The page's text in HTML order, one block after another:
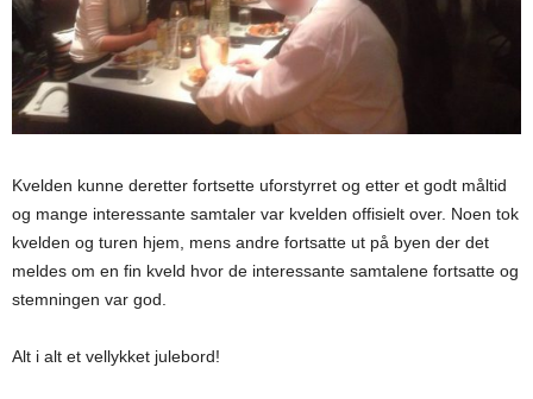
Kvelden kunne deretter fortsette uforstyrret og etter et godt måltid
og mange interessante samtaler var kvelden offisielt over. Noen tok
kvelden og turen hjem, mens andre fortsatte ut på byen der det
meldes om en fin kveld hvor de interessante samtalene fortsatte og
stemningen var god.
Alt i alt et vellykket julebord!